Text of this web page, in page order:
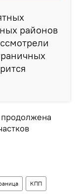
районов
продолжена
КПП